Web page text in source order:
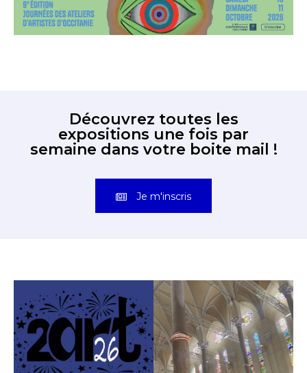
Découvrez toutes les
expositions une fois par
semaine dans votre boite mail !
Je m'inscris